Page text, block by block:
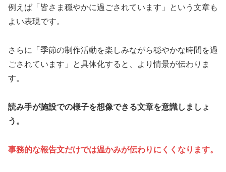
例えば「皆さま穏やかに過ごされています」という文章も
よい表現です。
さらに「季節の制作活動を楽しみながら穏やかな時間を過
ごされています」と具体化すると、より情景が伝わりま
す。
読み手が施設での様子を想像できる文章を意識しましょ
う。
事務的な報告文だけでは温かみが伝わりにくくなります。